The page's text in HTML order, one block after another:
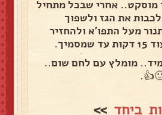
מוסקט.. אחרי שבכל מתחיל
את הגז ולשפוך
מעל התפו'א ולהחזיר
מומלץ עם לחם שום..
ביחד >>